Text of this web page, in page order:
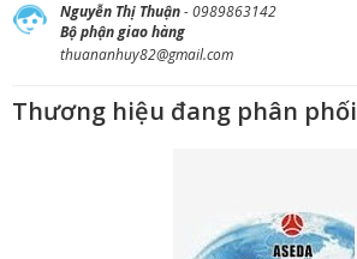
Nguyễn Thị Thuận- 0989863142
Bộ phận giao hàng
thuananhuy82@gmail.com
Thương hiệu đang phân phối